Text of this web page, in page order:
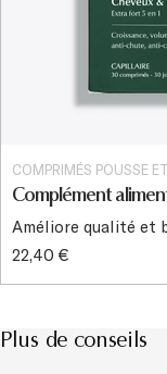
COMPRIMÉS POUSSE
Complément
Améliore qualité et
22,40 €
Plus de conseils